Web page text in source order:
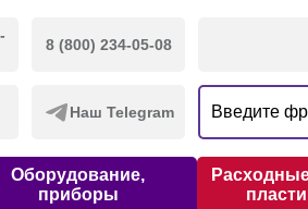
8 (800) 234-05-08
Наш Telegram
Оборудование,
приборы